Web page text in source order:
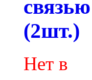
связью
(2шт.)
Нет в